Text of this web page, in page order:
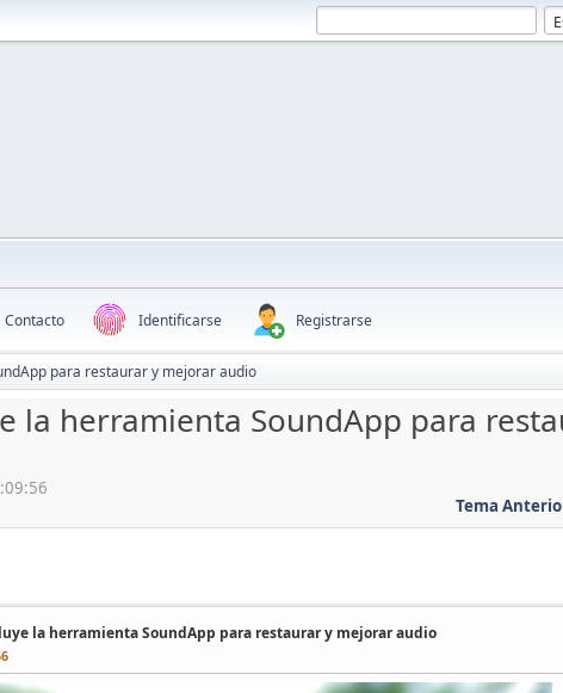
Contacto Identificarse Registrarse
para restaurar y mejorar audio
la herramienta SoundApp para
Tema
la herramienta SoundApp para restaurar y mejorar audio